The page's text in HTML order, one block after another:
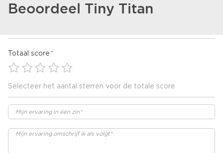
Beoordeel Tiny Titan
Totaal score
Selecteer het aantal sterren voor de totale score